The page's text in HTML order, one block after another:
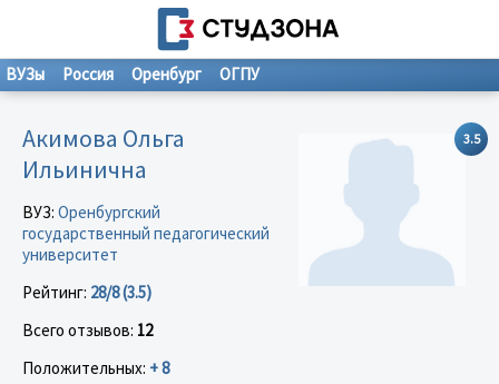
ВУЗы Россия Оренбург ОГПУ
3.5
Акимова Ольга
Ильинична
ВУЗ: Оренбургский
государственный педагогический
университет
Рейтинг: 28/8 (3.5)
Всего отзывов: 12
Положительных: + 8